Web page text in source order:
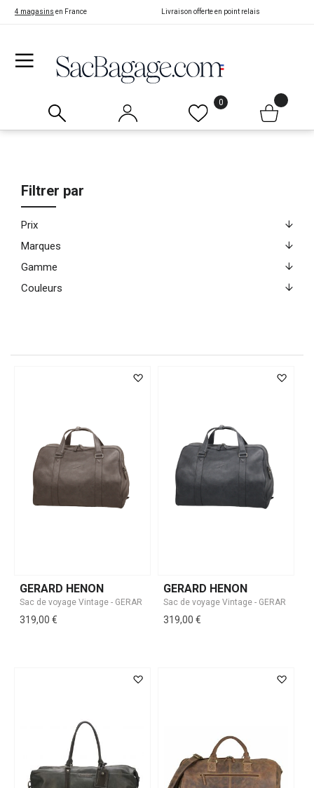
4 magasins en France Livraison offerte en point relais
0
GERARD HENON
319,00 €
GERARD HENON
319,00 €
Filtrer par
Prix
Marques
Gamme
Couleurs